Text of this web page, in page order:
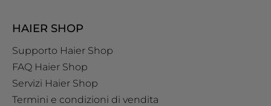
HAIER SHOP
Supporto Haier Shop
FAQ Haier Shop
Servizi Haier Shop
Termini e condizioni di vendita